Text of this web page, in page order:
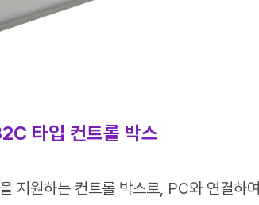
타입 컨트롤 박스
지원하는 컨트롤 박스로, PC와 연결하